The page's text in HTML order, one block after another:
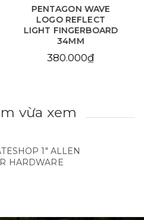
PENTAGON WAVE
LOGO YELLOW
FINGERBOARD 34MM
380.000₫
vừa xem
1" ALLEN
HARDWARE